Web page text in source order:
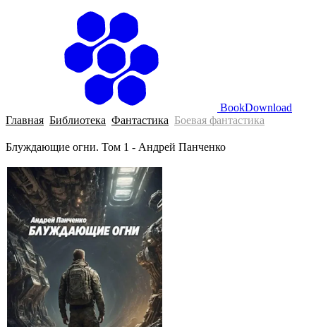
BookDownload
Главная Библиотека Фантастика Боевая фантастика
Блуждающие огни. Том 1 - Андрей Панченко